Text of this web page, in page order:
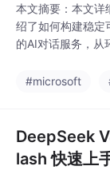
本文摘要：本文详
绍了如何构建稳定
的AI对话服务，从
轮对话上下文维护
全存储API密钥；2
解Token、
e等核心参数；3）
#microsoft
DeepSeek
lash 快速上